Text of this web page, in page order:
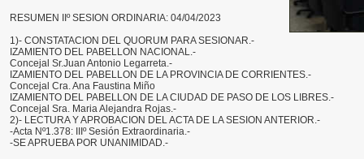
RESUMEN IIº SESION ORDINARIA: 04/04/2023
1)- CONSTATACION DEL QUORUM PARA SESIONAR.-
IZAMIENTO DEL PABELLON NACIONAL.-
Concejal Sr.Juan Antonio Legarreta.-
IZAMIENTO DEL PABELLON DE LA PROVINCIA DE CORRIENTES.-
Concejal Cra. Ana Faustina Miño
IZAMIENTO DEL PABELLON DE LA CIUDAD DE PASO DE LOS LIBRES.-
Concejal Sra. Maria Alejandra Rojas.-
2)- LECTURA Y APROBACION DEL ACTA DE LA SESION ANTERIOR.-
-Acta Nº1.378: IIIº Sesión Extraordinaria.-
-SE APRUEBA POR UNANIMIDAD.-